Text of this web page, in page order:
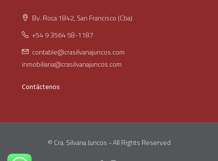
Bv. Roca 1842, San Francisco (Cba)
+54 9 3564 58-1187
contable@crasilvanajuncos.com
inmobiliaria@crasilvanajuncos.com
Contáctenos
© Cra. Silvana Juncos - All Rights Reserved